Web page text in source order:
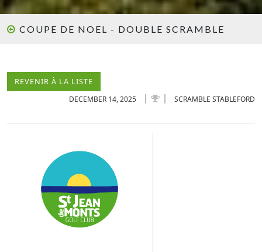
COUPE DE NOEL - DOUBLE SCRAMBLE
REVENIR À LA LISTE
DECEMBER 14, 2025 SCRAMBLE STABLEFORD